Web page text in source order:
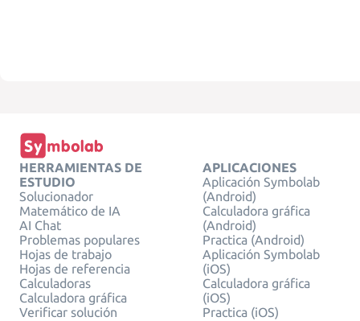
HERRAMIENTAS DE
ESTUDIO
Solucionador
Matemático de IA
AI Chat
Problemas populares
Hojas de trabajo
Hojas de referencia
Calculadoras
Calculadora gráfica
Verificar solución
APLICACIONES
Aplicación Symbolab
(Android)
Calculadora gráfica
(Android)
Practica (Android)
Aplicación Symbolab
(iOS)
Calculadora gráfica
(iOS)
Practica (iOS)